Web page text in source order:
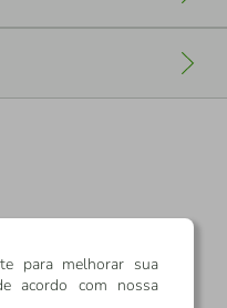
para melhorar sua
acordo com nossa